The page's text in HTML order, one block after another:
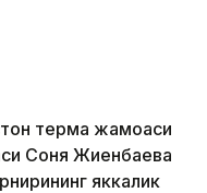
терма жамоаси
Соня Жиенбаева
яккалик